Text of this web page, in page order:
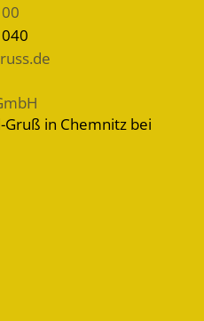
Gruß in Chemnitz bei